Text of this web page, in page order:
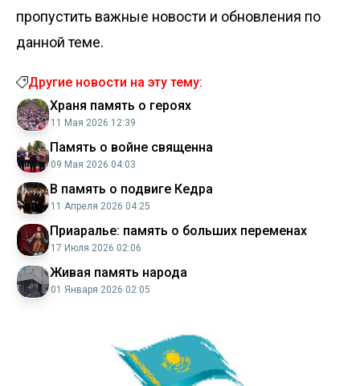
пропустить важные новости и обновления по
данной теме.
Другие новости на эту тему:
Храня память о героях
11 Мая 2026 12:39
Память о войне священна
09 Мая 2026 04:03
В память о подвиге Кедра
11 Апреля 2026 04:25
Приаралье: память о больших переменах
17 Июля 2026 02:06
Живая память народа
01 Января 2026 02:05